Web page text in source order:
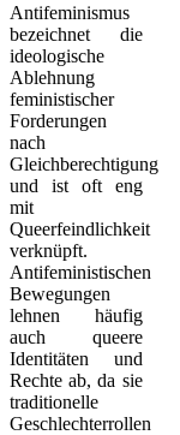
Antifeminismus
bezeichnet die
ideologische
Ablehnung
feministischer
Forderungen
nach
Gleichberechtigung
und ist oft eng
mit
Queerfeindlichkeit
verknüpft.
Antifeministischen
Bewegungen
lehnen häufig
auch queere
Identitäten und
Rechte ab, da sie
traditionelle
Geschlechterrollen